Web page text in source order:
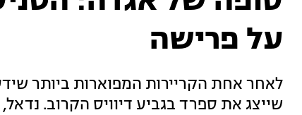
על פרישה
לאחר אחת הקריירות המפוארות ביותר